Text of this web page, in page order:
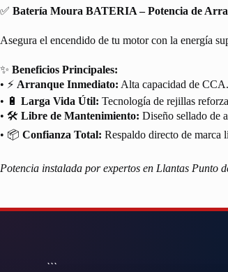
✅ Batería Moura BATERIA – Potencia de
Asegura el encendido de tu motor con la energía
✨ Beneficios Principales:
• ⚡ Arranque Inmediato: Alta capacidad de CCA.
• 🔋 Larga Vida Útil: Tecnología de rejillas
• 🛠️ Libre de Mantenimiento: Diseño sellado de
• 📦 Confianza Total: Respaldo directo de marca
Potencia instalada por expertos en Llantas Punto
```